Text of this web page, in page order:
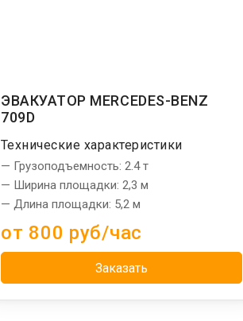
ЭВАКУАТОР MERCEDES-BENZ
709D
Технические характеристики
— Грузоподъемность: 2.4 т
— Ширина площадки: 2,3 м
— Длина площадки: 5,2 м
от 800 руб/час
Заказать